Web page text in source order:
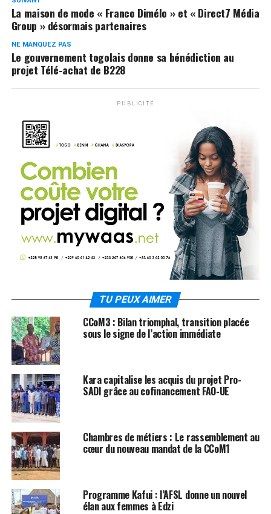
La maison de mode « Franco Dimélo » et « Direct7 Média
Group » désormais partenaires
NE MANQUEZ PAS
Le gouvernement togolais donne sa bénédiction au
projet Télé-achat de B228
PUBLICITÉ
TU PEUX AIMER
CCoM3 : Bilan triomphal, transition placée
sous le signe de l’action immédiate
Kara capitalise les acquis du projet Pro-
SADI grâce au cofinancement FAO-UE
Chambres de métiers : Le rassemblement au
cœur du nouveau mandat de la CCoM1
Programme Kafui : l’AFSL donne un nouvel
élan aux femmes à Edzi